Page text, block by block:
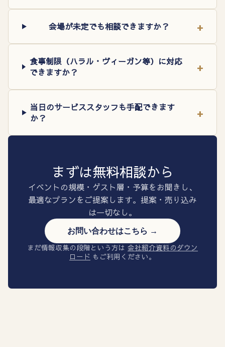
会場が未定でも相談できますか？ +
食事制限（ハラル・ヴィーガン等）に対応
できますか？
+
当日のサービススタッフも手配できます
か？
+
まずは無料相談から
イベントの規模・ゲスト層・予算をお聞きし、
最適なプランをご提案します。提案・売り込み
は一切なし。
お問い合わせはこちら →
まだ情報収集の段階という方は 会社紹介資料のダウン
ロード もご利用ください。